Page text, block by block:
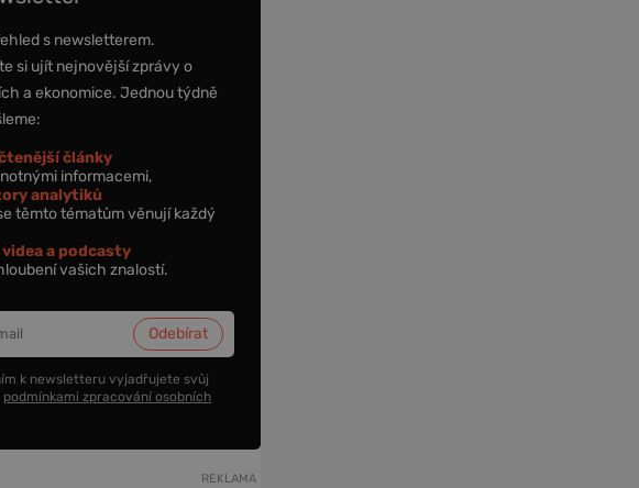
s newsletterem.
si ujít nejnovější zprávy o
a ekonomice. Jednou týdně
články
informacemi,
analytiků
těmto tématům věnují každý
videa a podcasty
vašich znalostí.
k newsletteru vyjadřujete svůj
podmínkami zpracování osobních
REKLAMA